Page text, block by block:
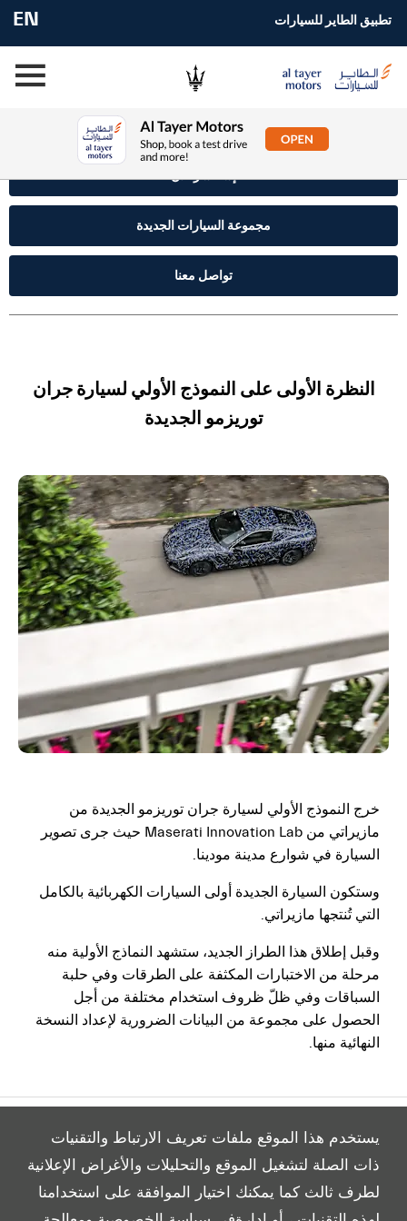
يستخدم هذا الموقع ملفات تعريف الارتباط والتقنيات
ذات الصلة لتشغيل الموقع والتحليلات والأغراض الإعلانية
لطرف ثالث كما يمكنك اختيار الموافقة على استخدامنا
EN تطبيق الطاير للسيارات
إستفسر الآن
مجموعة السيارات الجديدة
تواصل معنا
النظرة الأولى على النموذج الأولي لسيارةجران
توريزمو الجديدة
خرج النموذج الأولي لسيارة جران توريزمو الجديدة من
مازيراتي من Maserati Innovation Lab حيث جرى تصوير
السيارة في شوارع مدينة مودينا.
وستكون السيارة الجديدة أولى السيارات الكهربائية بالكامل
التي تُنتجها مازيراتي.
وقبل إطلاق هذا الطراز الجديد، ستشهد النماذج الأولية منه
مرحلة من الاختبارات المكثفة على الطرقات وفي حلبة
السباقات وفي ظلّ ظروف استخدام مختلفة من أجل
الحصول على مجموعة من البيانات الضرورية لإعداد النسخة
النهائية منها.
All Rights Reserved